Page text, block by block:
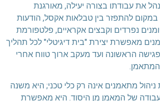
את עבודתו בצורה יעילה, מאורגנת
להתפזר בין טבלאות אקסל, הודעות
נפרדים וקבצים אקראיים, פלטפורמת
מאפשרת יצירת "בית דיגיטלי" לכל תהליך
הראשונה ועד מעקב ארוך טווח אחרי
מתאמנים אינה רק כלי טכני; היא משנה
של המאמן מן היסוד. היא מאפשרת